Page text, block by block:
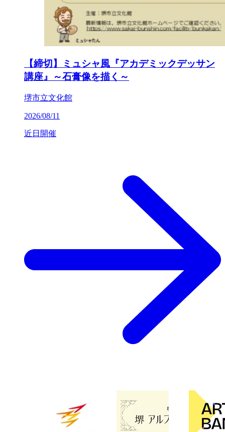
【締切】ミュシャ風『アカデミックデッサン
講座』～石膏像を描く～
堺市立文化館
2026/08/11
近日開催